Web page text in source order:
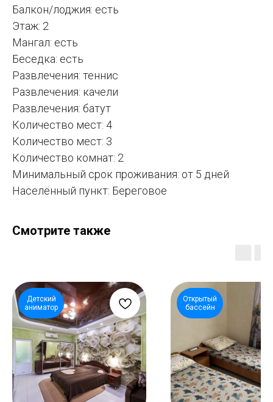
Балкон/лоджия: есть
Этаж: 2
Мангал: есть
Беседка: есть
Развлечения: теннис
Развлечения: качели
Развлечения: батут
Количество мест: 4
Количество мест: 3
Количество комнат: 2
Минимальный срок проживания: от 5 дней
Населённый пункт: Береговое
Смотрите также
Детский
аниматор
Открытый
бассейн